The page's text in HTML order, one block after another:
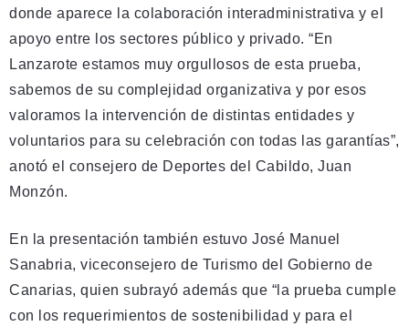
donde aparece la colaboración interadministrativa y el
apoyo entre los sectores público y privado. “En
Lanzarote estamos muy orgullosos de esta prueba,
sabemos de su complejidad organizativa y por esos
valoramos la intervención de distintas entidades y
voluntarios para su celebración con todas las garantías”,
anotó el consejero de Deportes del Cabildo, Juan
Monzón.
En la presentación también estuvo José Manuel
Sanabria, viceconsejero de Turismo del Gobierno de
Canarias, quien subrayó además que “la prueba cumple
con los requerimientos de sostenibilidad y para el